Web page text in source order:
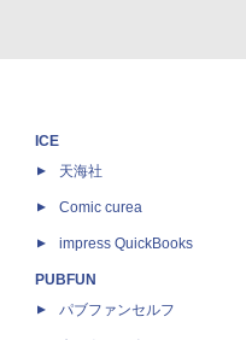
ICE
天海社
Comic curea
impress QuickBooks
PUBFUN
パブファンセルフ